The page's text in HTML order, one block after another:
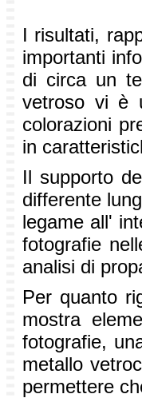
I risultati,
importanti
di circa un
vetroso vi è
colorazioni
in
Il supporto
differente
legame all'
fotografie
analisi di
Per quanto
mostra
fotografie,
metallo
permettere